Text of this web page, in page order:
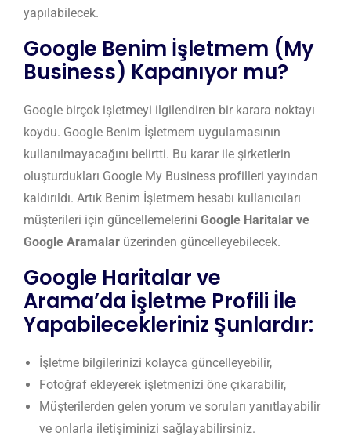
yapılabilecek.
Google Benim İşletmem (My
Business) Kapanıyor mu?
Google birçok işletmeyi ilgilendiren bir karara noktayı
koydu. Google Benim İşletmem uygulamasının
kullanılmayacağını belirtti. Bu karar ile şirketlerin
oluşturdukları Google My Business profilleri yayından
kaldırıldı. Artık Benim İşletmem hesabı kullanıcıları
müşterileri için güncellemelerini Google Haritalar ve
Google Aramalar üzerinden güncelleyebilecek.
Google Haritalar ve
Arama’da İşletme Profili İle
Yapabilecekleriniz Şunlardır:
İşletme bilgilerinizi kolayca güncelleyebilir,
Fotoğraf ekleyerek işletmenizi öne çıkarabilir,
Müşterilerden gelen yorum ve soruları yanıtlayabilir
ve onlarla iletişiminizi sağlayabilirsiniz.